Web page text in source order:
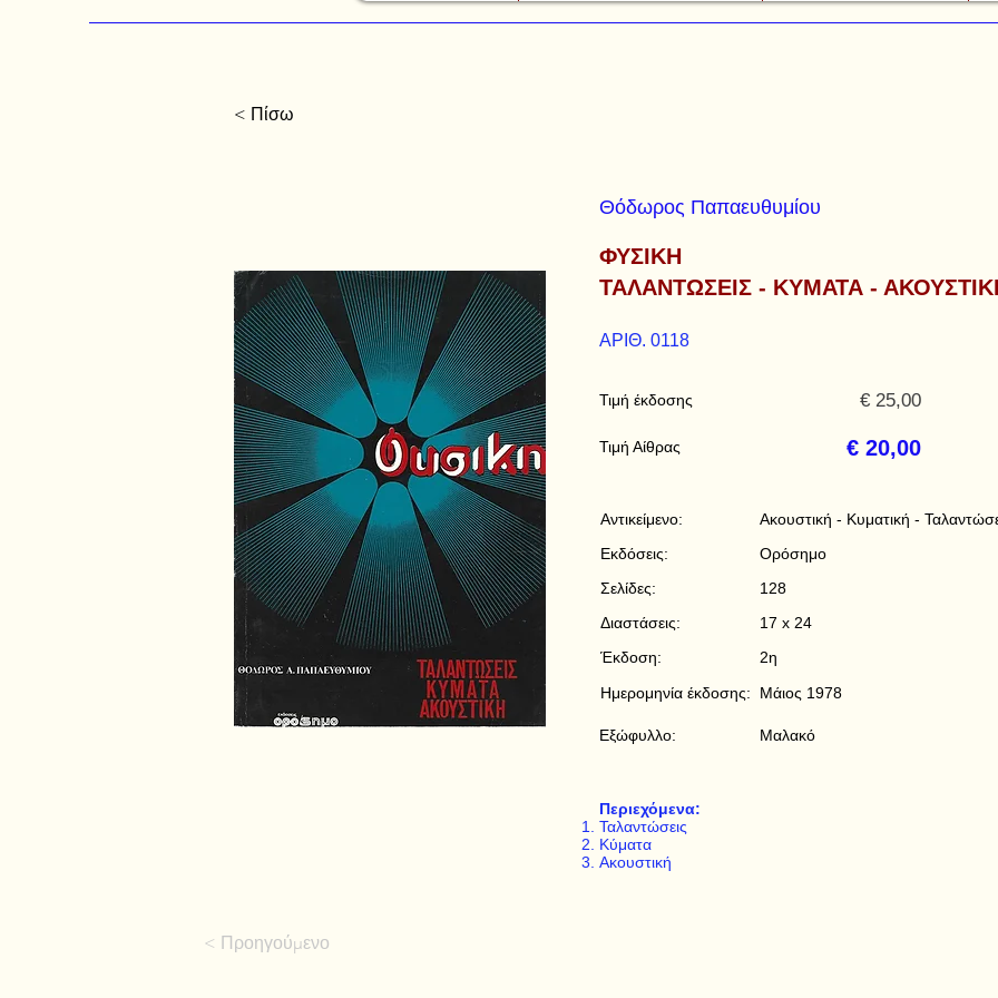
< Πίσω
Θόδωρος Παπαευθυμίου
ΦΥΣΙΚΗ
ΤΑΛΑΝΤΩΣΕΙΣ - ΚΥΜΑΤΑ -
ΑΡΙΘ. 0118
Τιμή έκδοσης € 25,00
€ 20,00
Τιμή Αίθρας
Αντικείμενο:
Εκδόσεις:
Σελίδες:
Διαστάσεις:
Έκδοση:
Ημερομηνία έκδοσης:
Εξώφυλλο:
Ακουστική - Κυματική -
Ορόσημο
128
17 x 24
2η
Μάιος 1978
Μαλακό
Περιεχόμενα:
Ταλαντώσεις
Κύματα
Ακουστική
< Προηγούμενο